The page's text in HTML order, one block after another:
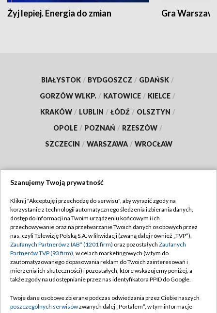
Żyj lepiej. Energia do zmian Gra
BIAŁYSTOK / BYDGOSZCZ / GDAŃSK /
GORZÓW WLKP. / KATOWICE / KIELCE /
KRAKÓW / LUBLIN / ŁÓDŹ / OLSZTYN /
OPOLE / POZNAŃ / RZESZÓW /
SZCZECIN / WARSZAWA / WROCŁAW
TVP
Abonament TVP
Emisja w TVP
Centrum informacji TVP
Naziemna Telewizja Cyfrowa
Rada Programowa
Regulamin TVP
Polityka prywatności
Moje zgody
Pomoc
Kontakt
Szanujemy Twoją prywatność
Kliknij "Akceptuję i przechodzę do serwisu", aby wyrazić zgody na
korzystanie z technologii automatycznego śledzenia i zbierania danych,
dostęp do informacji na Twoim urządzeniu końcowym i ich
przechowywanie oraz na przetwarzanie Twoich danych osobowych przez
nas, czyli Telewizję Polską S.A. w likwidacji (zwaną dalej również „TVP”),
Zaufanych Partnerów z IAB* (1201 firm) oraz pozostałych Zaufanych
Partnerów TVP (93 firm), w celach marketingowych (w tym do
zautomatyzowanego dopasowania reklam do Twoich zainteresowań i
mierzenia ich skuteczności) i pozostałych, które wskazujemy poniżej, a
także zgody na udostępnianie przez nas identyfikatora PPID do Google.
Twoje dane osobowe zbierane podczas odwiedzania przez Ciebie naszych
poszczególnych serwisówzwanych dalej „Portalem”, w tym informacje